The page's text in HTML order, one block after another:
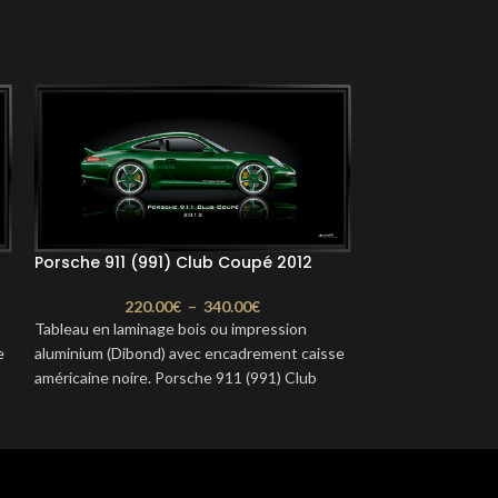
Porsche 911 (991) Club Coupé 2012
220.00€ – 340.00€
Tableau en laminage bois ou impression
aluminium (Dibond) avec encadrement caisse
américaine noire. Porsche 911 (991) Club